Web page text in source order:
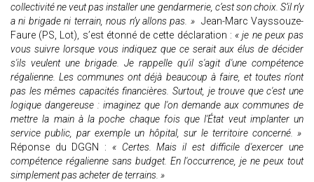
collectivité ne veut pas installer une gendarmerie, c’est son choix. S’il n’y
a ni brigade ni terrain, nous n’y allons pas. » Jean-Marc Vayssouze-
Faure (PS, Lot), s’est étonné de cette déclaration : « je ne peux pas
vous suivre lorsque vous indiquez que ce serait aux élus de décider
s'ils veulent une brigade. Je rappelle qu'il s'agit d'une compétence
régalienne. Les communes ont déjà beaucoup à faire, et toutes n'ont
pas les mêmes capacités financières. Surtout, je trouve que c'est une
logique dangereuse : imaginez que l'on demande aux communes de
mettre la main à la poche chaque fois que l'État veut implanter un
service public, par exemple un hôpital, sur le territoire concerné. »
Réponse du DGGN : « Certes. Mais il est difficile d'exercer une
compétence régalienne sans budget. En l'occurrence, je ne peux tout
simplement pas acheter de terrains. »